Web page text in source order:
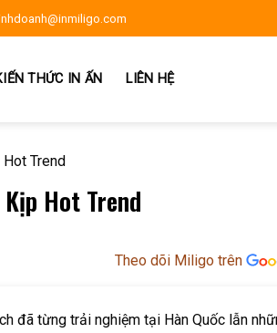
THỨC IN ẤN LIÊN HỆ
Trend
Hot Trend
Theo dõi Miligo trên
đã từng trải nghiệm tại Hàn Quốc lẫn